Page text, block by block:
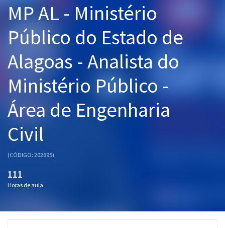
Cursos 20% OFF
Pós
Graduação
OAB
Mentorias
Questões grátis
Aprovados
MP AL - Ministério
Público do Estado de
Alagoas - Analista do
Ministério Público -
Área de Engenharia
Civil
(CÓDIGO: 202695)
111
Horas de aula